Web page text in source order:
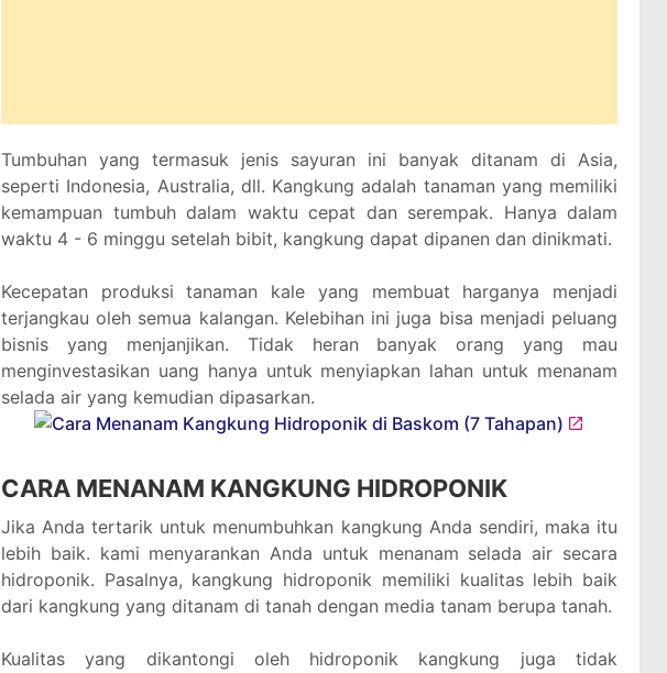
Tumbuhan yang termasuk jenis sayuran ini banyak ditanam di Asia,
seperti Indonesia, Australia, dll. Kangkung adalah tanaman yang memiliki
kemampuan tumbuh dalam waktu cepat dan serempak. Hanya dalam
waktu 4 - 6 minggu setelah bibit, kangkung dapat dipanen dan dinikmati.
Kecepatan produksi tanaman kale yang membuat harganya menjadi
terjangkau oleh semua kalangan. Kelebihan ini juga bisa menjadi peluang
bisnis yang menjanjikan. Tidak heran banyak orang yang mau
menginvestasikan uang hanya untuk menyiapkan lahan untuk menanam
selada air yang kemudian dipasarkan.
CARA MENANAM KANGKUNG HIDROPONIK
Jika Anda tertarik untuk menumbuhkan kangkung Anda sendiri, maka itu
lebih baik. kami menyarankan Anda untuk menanam selada air secara
hidroponik. Pasalnya, kangkung hidroponik memiliki kualitas lebih baik
dari kangkung yang ditanam di tanah dengan media tanam berupa tanah.
Kualitas yang dikantongi oleh hidroponik kangkung juga tidak